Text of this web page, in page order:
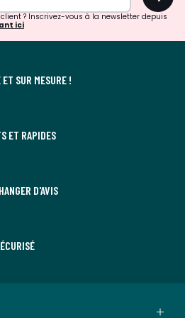
? Inscrivez-vous à la newsletter depuis
ici
SUR MESURE !
ET RAPIDES
D'AVIS